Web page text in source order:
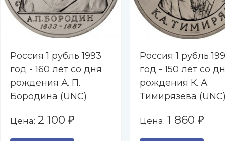
Россия 1 рубль 1993
год - 160 лет со дня
рождения А. П.
Бородина (UNC)
Цена: 2 100 ₽
Россия 1 рубль
год - 150 лет со
рождения К. А.
Тимирязева
Цена: 1 860 ₽